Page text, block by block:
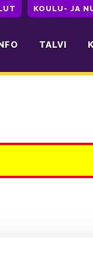
KOULU- JA
INFO TALVI